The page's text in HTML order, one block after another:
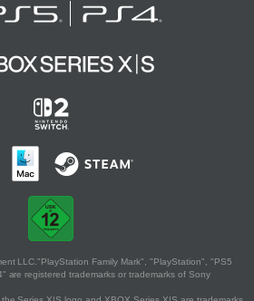
LLC."PlayStation Family Mark", "PlayStation", "PS5
are registered trademarks or trademarks of Sony